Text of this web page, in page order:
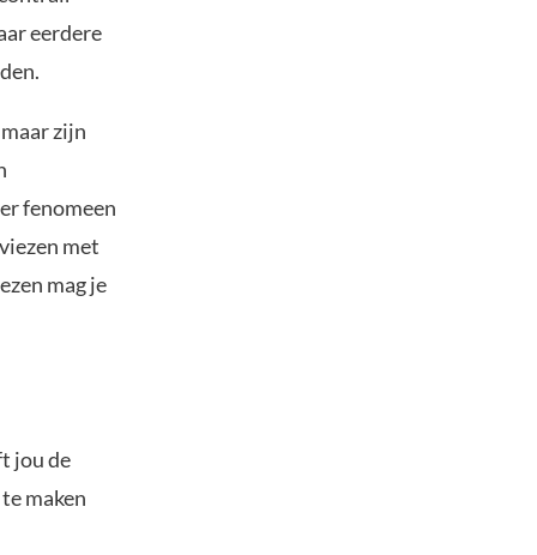
eerdere
zijn
fenomeen
met
mag je
jou de
maken